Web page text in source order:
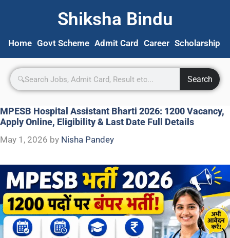
Shiksha Bindu
Home Govt Scheme Admit Card Career Scholarship
Search
MPESB Hospital Assistant Bharti 2026: 1200 Vacancy,
Apply Online, Eligibility & Last Date Full Details
May 1, 2026 by Nisha Pandey